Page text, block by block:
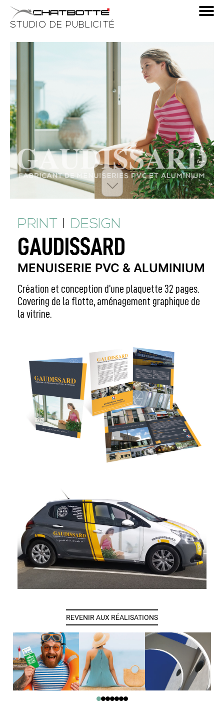
Aller
contenu
STUDIO DE PUBLICITÉ
PRINT DESIGN
GAUDISSARD
MENUISERIE PVC & ALUMINIUM
Création et conception d’une plaquette 32 pages.
Covering de la flotte, aménagement graphique de
la vitrine.
REVENIR AUX RÉALISATIONS